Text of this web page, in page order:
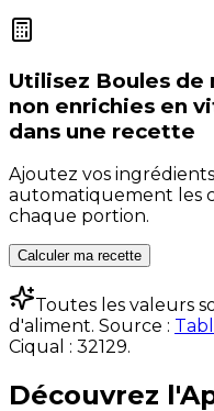
Utilisez Boules de
non enrichies en
dans une recette
Ajoutez vos
automatiquement les
chaque portion.
Calculer ma recette
Toutes les valeurs
d'aliment. Source :
Ciqual : 32129.
Découvrez